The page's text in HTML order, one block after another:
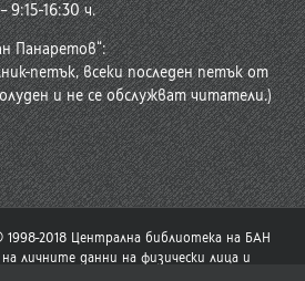
9:15-16:30 ч.
Панаретов“:
петък, всеки последен петък от
и не се обслужват читатели.)
1998-2018 Централна библиотека на БАН
личните данни на физически лица и